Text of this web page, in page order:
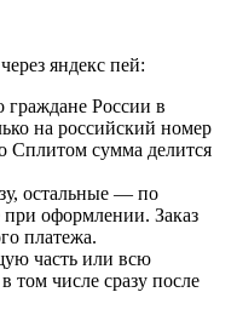
яндекс пей:
граждане России в
на российский номер
Сплитом сумма делится
остальные — по
оформлении. Заказ
платежа.
часть или всю
том числе сразу после